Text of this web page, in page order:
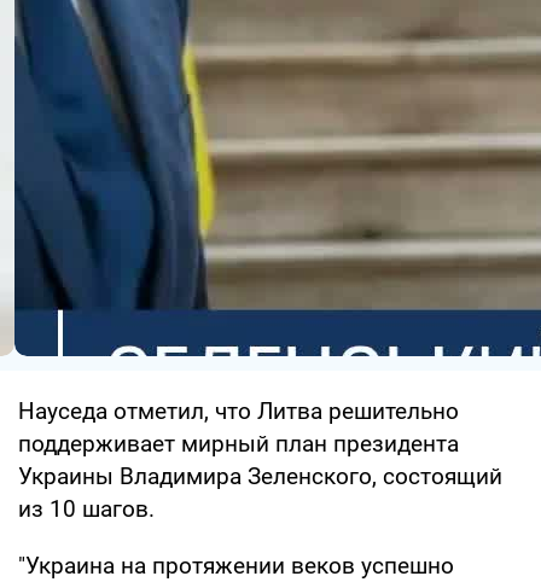
Науседа отметил, что Литва решительно
поддерживает мирный план президента
Украины Владимира Зеленского, состоящий
из 10 шагов.
"Украина на протяжении веков успешно